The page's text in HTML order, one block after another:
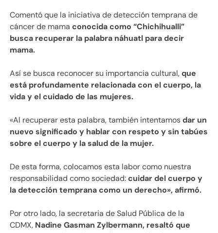
Comentó que la iniciativa de detección temprana de
cáncer de mama conocida como “Chichihualli”
busca recuperar la palabra náhuatl para decir
mama.
Así se busca reconocer su importancia cultural,que
está profundamente relacionada con el cuerpo, la
vida y el cuidado de las mujeres.
«Al recuperar esta palabra, también intentamosdar un
nuevo significado y hablar con respeto y sin tabúes
sobre el cuerpo y la salud de la mujer.
De esta forma, colocamos esta labor como nuestra
responsabilidad como sociedad:cuidar del cuerpo y
la detección temprana como un derecho», afirmó.
Por otro lado, la secretaria de Salud Pública de la
CDMX, Nadine Gasman Zylbermann, resaltó que